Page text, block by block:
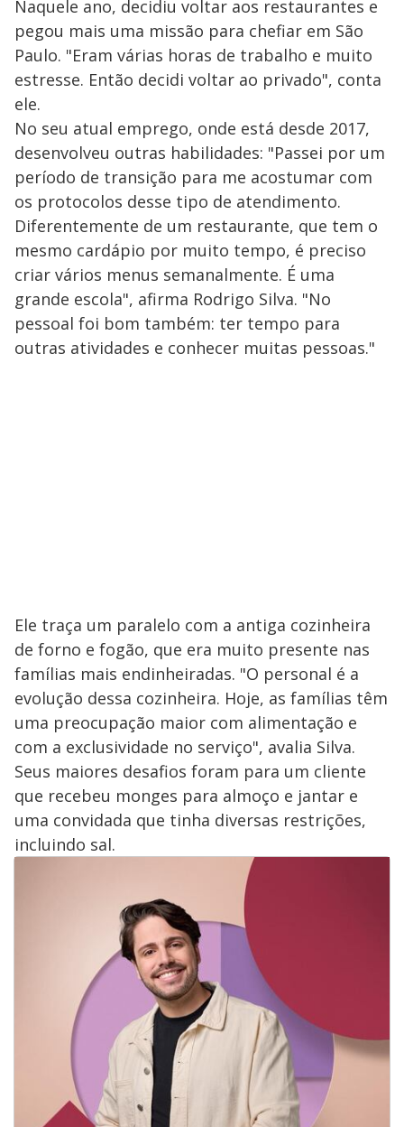
Naquele ano, decidiu voltar aos restaurantes e
pegou mais uma missão para chefiar em São
Paulo. "Eram várias horas de trabalho e muito
estresse. Então decidi voltar ao privado", conta
ele.
No seu atual emprego, onde está desde 2017,
desenvolveu outras habilidades: "Passei por um
período de transição para me acostumar com
os protocolos desse tipo de atendimento.
Diferentemente de um restaurante, que tem o
mesmo cardápio por muito tempo, é preciso
criar vários menus semanalmente. É uma
grande escola", afirma Rodrigo Silva. "No
pessoal foi bom também: ter tempo para
outras atividades e conhecer muitas pessoas."
Ele traça um paralelo com a antiga cozinheira
de forno e fogão, que era muito presente nas
famílias mais endinheiradas. "O personal é a
evolução dessa cozinheira. Hoje, as famílias têm
uma preocupação maior com alimentação e
com a exclusividade no serviço", avalia Silva.
Seus maiores desafios foram para um cliente
que recebeu monges para almoço e jantar e
uma convidada que tinha diversas restrições,
incluindo sal.